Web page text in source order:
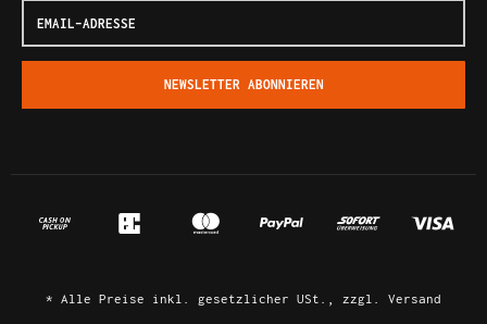
Adresse
NEWSLETTER ABONNIEREN
* Alle Preise inkl. gesetzlicher USt., zzgl. Versand